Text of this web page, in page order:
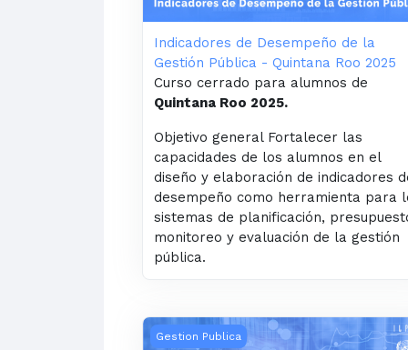
Indicadores de Desempeño de la
Gestión Pública - Quintana Roo 2025
Curso cerrado para alumnos de
Quintana Roo 2025.
Objetivo general Fortalecer las
capacidades de los alumnos en el
diseño y elaboración de indicadores
desempeño como herramienta para
sistemas de planificación,
monitoreo y evaluación de la gestión
pública.
Indicadores de Desempeño de la
Gestion Publica